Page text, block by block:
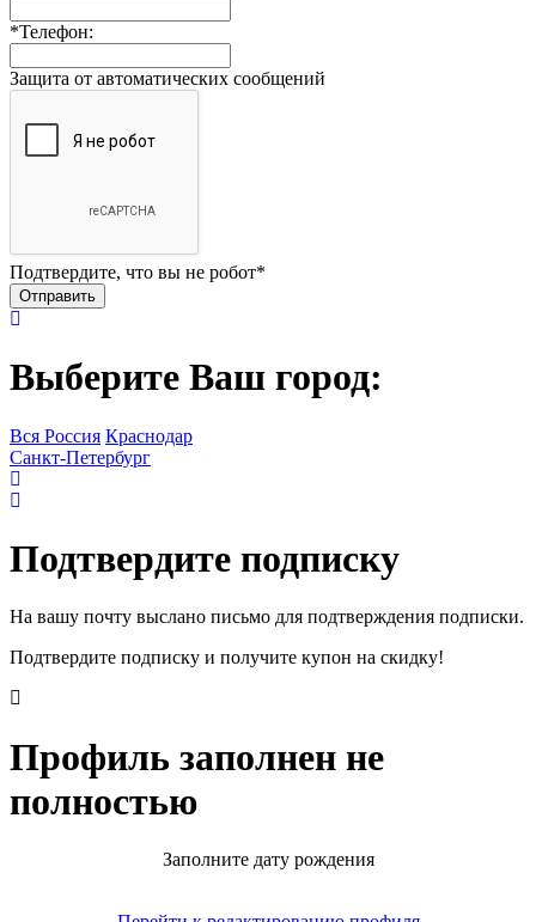
*Телефон:
Защита от автоматических сообщений
Подтвердите, что вы не робот*
Выберите Ваш город:
Вся Россия Краснодар
Санкт-Петербург
Подтвердите подписку
На вашу почту выслано письмо для подтверждения подписки.
Подтвердите подписку и получите купон на скидку!
Профиль заполнен не
полностью
Заполните дату рождения